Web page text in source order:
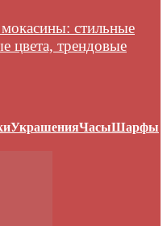
стильные
цвета, трендовые
УкрашенияЧасыШарфы